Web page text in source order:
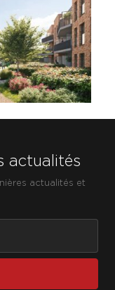
actualités
actualités et